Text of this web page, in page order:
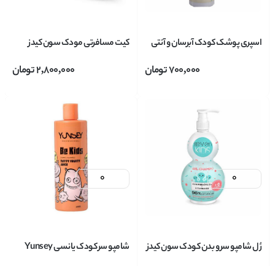
اسپری پوشک کودک آبرسان و آنتی
700,000تومان
کیت مسافرتی مودک سون کیدز
2,800,000تومان
ژل شامپو سر و بدن کودک سون کیدز
شامپو سر کودک یانسی Yunsey